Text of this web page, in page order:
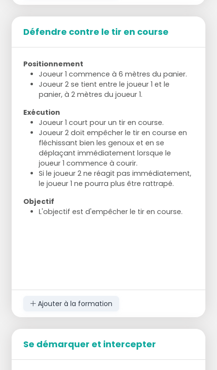
Défendre contre le tir en course
Positionnement
Joueur 1 commence à 6 mètres du panier.
Joueur 2 se tient entre le joueur 1 et le
panier, à 2 mètres du joueur 1.
Exécution
Joueur 1 court pour un tir en course.
Joueur 2 doit empêcher le tir en course en
fléchissant bien les genoux et en se
déplaçant immédiatement lorsque le
joueur 1 commence à courir.
Si le joueur 2 ne réagit pas immédiatement,
le joueur 1 ne pourra plus être rattrapé.
Objectif
L'objectif est d'empêcher le tir en course.
Ajouter à la formation
Se démarquer et intercepter